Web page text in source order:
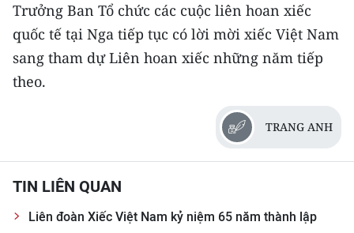
Chuyên trang Hà Nội
Chuyên trang TP. Hồ Chí Minh
CHUYÊN ĐỀ
VỀ BÁO NHÂN DÂN
THỜI NAY
Trưởng Ban Tổ chức các cuộc liên hoan xiếc
quốc tế tại Nga tiếp tục có lời mời xiếc Việt Nam
sang tham dự Liên hoan xiếc những năm tiếp
theo.
TRANG ANH
TIN LIÊN QUAN
Liên đoàn Xiếc Việt Nam kỷ niệm 65 năm thành lập